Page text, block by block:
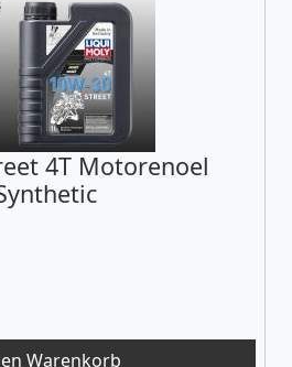
4T Motorenoel